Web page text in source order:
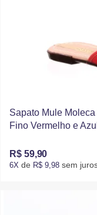
Sapato Mule
Fino Vermelho e
R$ 59,90
6X de R$ 9,98 sem